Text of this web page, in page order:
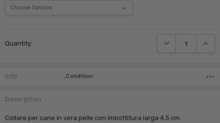
Stock:
Quantity: DECREASE
Info ,Condition:
Description
Collare per cane in vera pelle con imbottitura larga 4.5 cm.